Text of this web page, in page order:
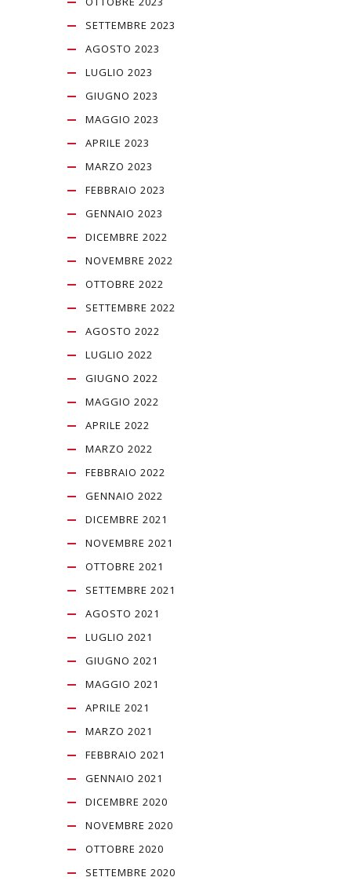
SETTEMBRE 2023
AGOSTO 2023
LUGLIO 2023
GIUGNO 2023
MAGGIO 2023
APRILE 2023
MARZO 2023
FEBBRAIO 2023
GENNAIO 2023
DICEMBRE 2022
NOVEMBRE 2022
OTTOBRE 2022
SETTEMBRE 2022
AGOSTO 2022
LUGLIO 2022
GIUGNO 2022
MAGGIO 2022
APRILE 2022
MARZO 2022
FEBBRAIO 2022
GENNAIO 2022
DICEMBRE 2021
NOVEMBRE 2021
OTTOBRE 2021
SETTEMBRE 2021
AGOSTO 2021
LUGLIO 2021
GIUGNO 2021
MAGGIO 2021
APRILE 2021
MARZO 2021
FEBBRAIO 2021
GENNAIO 2021
DICEMBRE 2020
NOVEMBRE 2020
OTTOBRE 2020
SETTEMBRE 2020